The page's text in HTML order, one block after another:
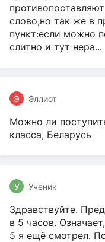
слово,но так же в
пункт:если можно
слитно и тут нера...
Э Эллиот
Можно ли
класса, Беларусь
У Ученик
Здравствуйте.
в 5 часов.
5 я ещё смотрел.